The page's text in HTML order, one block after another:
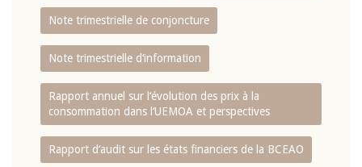
Note trimestrielle de conjoncture
Note trimestrielle d‘information
Rapport annuel sur l‘évolution des prix à la
consommation dans l‘UEMOA et perspectives
Rapport d‘audit sur les états financiers de la BCEAO